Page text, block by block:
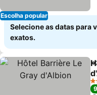
Escolha popular
Selecione as datas para
exatos.
4